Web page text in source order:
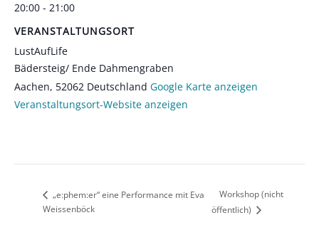
20:00 - 21:00
VERANSTALTUNGSORT
LustAufLife
Bädersteig/ Ende Dahmengraben
Aachen, 52062 Deutschland Google Karte anzeigen
Veranstaltungsort-Website anzeigen
„e:phem:er“ eine Performance mit Eva
Weissenböck
Workshop (nicht
öffentlich)